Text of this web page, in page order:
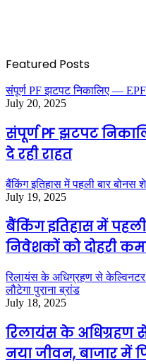
Featured Posts
संपूर्ण PF झटपट निकालिए —
July 20, 2025
संपूर्ण PF झटपट
दे रही राहत
बैंकिंग इतिहास में पहली बार बोनस
July 19, 2025
बैंकिंग इतिहास में
निवेशकों को दोहरी
रिलायंस के अधिग्रहण से केल्विनटर
लौटेगा पुराना ब्रांड
July 18, 2025
रिलायंस के अधिग्रहण
नया जीवन, बाजार में